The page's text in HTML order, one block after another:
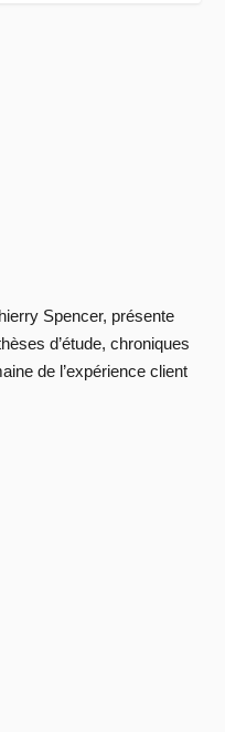
Spencer, présente
d’étude, chroniques
de l’expérience client